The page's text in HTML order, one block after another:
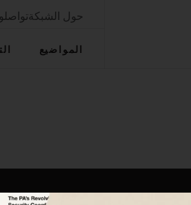
حول الشبكة
المواضيع